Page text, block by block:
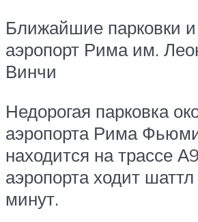
Ближайшие парковки и
аэропорт Рима им.
Винчи
Недорогая парковка
аэропорта Рима
находится на трассе
аэропорта ходит
минут.